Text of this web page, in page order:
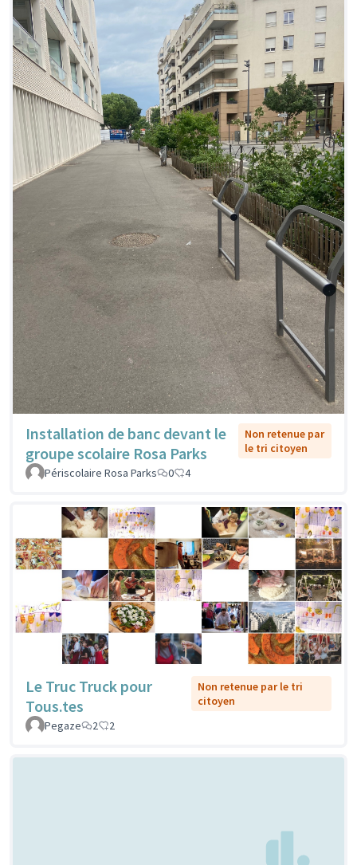
Installation de banc devant le
groupe scolaire Rosa Parks
Non retenue par
le tri citoyen
Périscolaire Rosa Parks
0 4
Le Truc Truck pour
Tous.tes
Non retenue par le tri
citoyen
Pegaze
2 2